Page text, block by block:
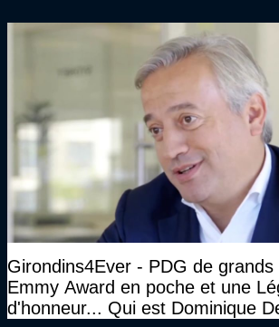
Girondins4Ever - PDG de
Emmy Award en poche et une
d'honneur... Qui est Dominique